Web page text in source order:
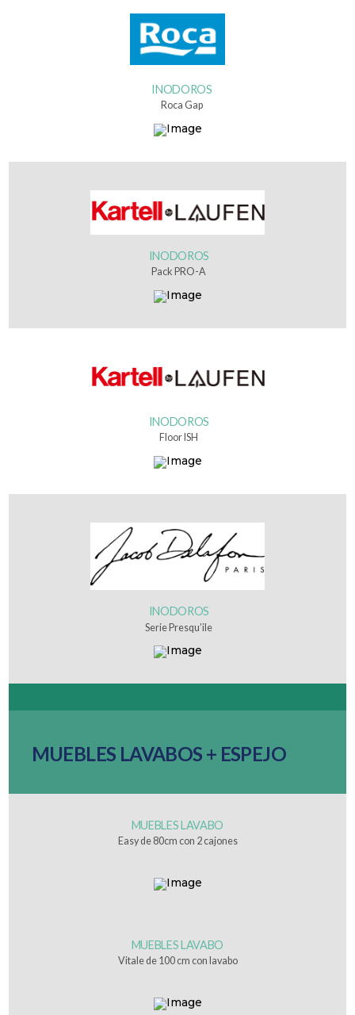
INODOROS
Roca Gap
INODOROS
Pack PRO-A
INODOROS
Floor ISH
INODOROS
Serie Presqu’ile
MUEBLES LAVABOS + ESPEJO
MUEBLES LAVABO
Easy de 80cm con 2 cajones
MUEBLES LAVABO
Vitale de 100 cm con lavabo